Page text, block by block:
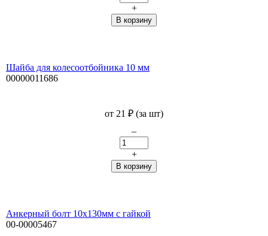
+
Шайба для колесоотбойника 10 мм
00000011686
от 21 ₽ (за шт)
–
+
Анкерный болт 10х130мм с гайкой
00-00005467